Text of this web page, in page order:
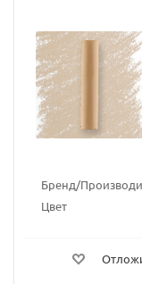
Бренд/
Цвет